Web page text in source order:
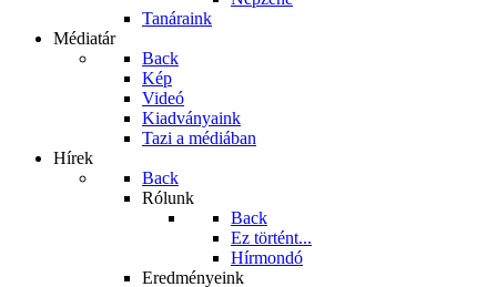
Tanáraink
Médiatár
Back
Kép
Videó
Kiadványaink
Tazi a médiában
Hírek
Back
Rólunk
Back
Ez történt...
Hírmondó
Eredményeink